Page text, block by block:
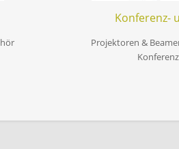
Konferenz-
Projektoren &